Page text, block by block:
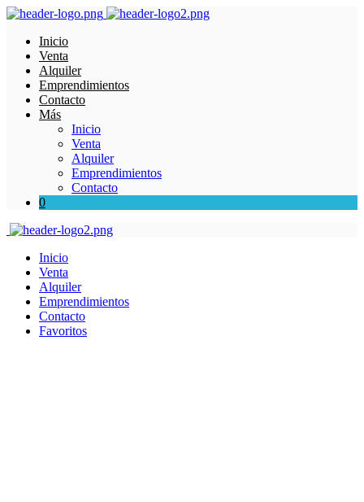
Inicio
Venta
Alquiler
Emprendimientos
Contacto
Más
Inicio
Venta
Alquiler
Emprendimientos
Contacto
0
Inicio
Venta
Alquiler
Emprendimientos
Contacto
Favoritos